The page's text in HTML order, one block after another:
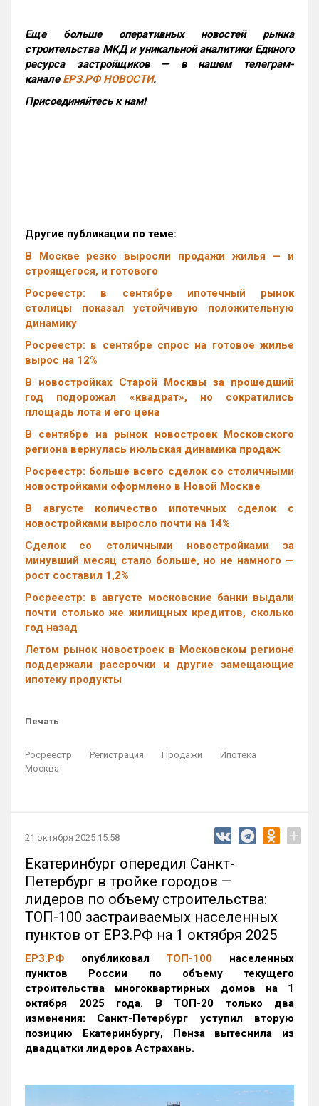
Еще больше оперативных новостей рынка
строительства МКД и уникальной аналитики Единого
ресурса застройщиков — в нашем телеграм-
канале ЕРЗ.РФ НОВОСТИ.
Присоединяйтесь к нам!
Другие публикации по теме:
В Москве резко выросли продажи жилья — и
строящегося, и готового
Росреестр: в сентябре ипотечный рынок
столицы показал устойчивую положительную
динамику
Росреестр: в сентябре спрос на готовое жилье
вырос на 12%
В новостройках Старой Москвы за прошедший
год подорожал «квадрат», но сократились
площадь лота и его цена
В сентябре на рынок новостроек Московского
региона вернулась июльская динамика продаж
Росреестр: больше всего сделок со столичными
новостройками оформлено в Новой Москве
В августе количество ипотечных сделок с
новостройками выросло почти на 14%
Cделок со столичными новостройками за
минувший месяц стало больше, но не намного —
рост составил 1,2%
Росреестр: в августе московские банки выдали
почти столько же жилищных кредитов, сколько
год назад
Летом рынок новостроек в Московском регионе
поддержали рассрочки и другие замещающие
ипотеку продукты
Печать
Росреестр Регистрация Продажи
Ипотека
Москва
21 октября 2025 15:58 +
Екатеринбург опередил Санкт-
Петербург в тройке городов —
лидеров по объему строительства:
ТОП-100 застраиваемых населенных
пунктов от ЕРЗ.РФ на 1 октября 2025
ЕРЗ.РФ опубликовал ТОП-100 населенных
пунктов России по объему текущего
строительства многоквартирных домов на 1
октября 2025 года. В ТОП-20 только два
изменения: Санкт-Петербург уступил вторую
позицию Екатеринбургу, Пенза вытеснила из
двадцатки лидеров Астрахань.